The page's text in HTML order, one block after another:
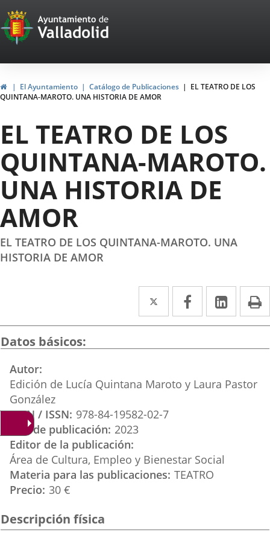
Portal
Web
del
Ayuntamiento
de
Valladolid
InicioEl Ayuntamiento Catálogo de Publicaciones
EL TEATRO DE LOS
QUINTANA-MAROTO. UNA HISTORIA DE AMOR
EL TEATRO DE LOS
QUINTANA-MAROTO.
UNA HISTORIA DE
AMOR
EL TEATRO DE LOS QUINTANA-MAROTO. UNA
HISTORIA DE AMOR
Twitter
Enlace
a
externa.
Facebook
Enlace
a
externa.
Enlace
a
Datos básicos
Autor
Edición de Lucía Quintana Maroto y Laura Pastor
González
ISBN / ISSN 978-84-19582-02-7
Año de publicación 2023
Editor de la publicación
Área de Cultura, Empleo y Bienestar Social
Materia para las publicaciones TEATRO
Precio 30 €
Descripción física